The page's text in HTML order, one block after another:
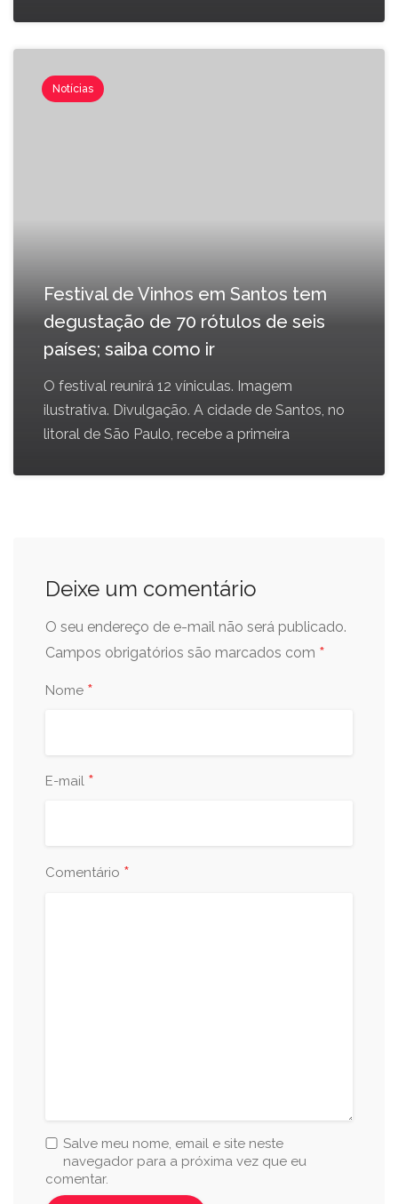
Notícias
Festival de Vinhos em Santos tem
degustação de 70 rótulos de seis
países; saiba como ir
O festival reunirá 12 víniculas. Imagem
ilustrativa. Divulgação. A cidade de Santos, no
litoral de São Paulo, recebe a primeira
Deixe um comentário
O seu endereço de e-mail não será publicado.
Campos obrigatórios são marcados com *
Nome *
E-mail *
Comentário *
Salve meu nome, email e site neste
navegador para a próxima vez que eu
comentar.